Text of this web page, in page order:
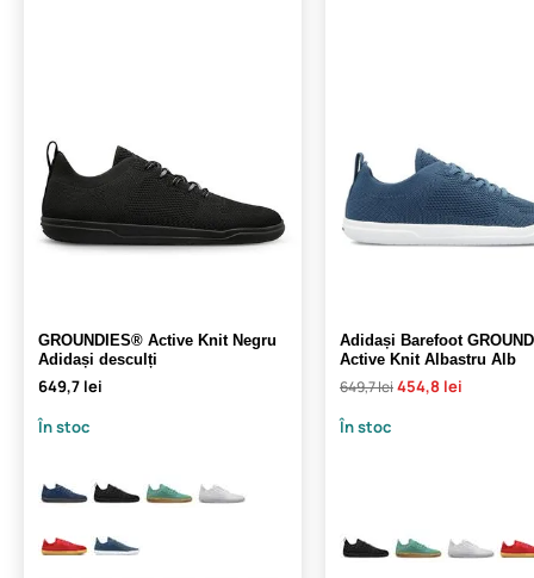
GROUNDIES® Active Knit Negru
Adidași desculți
649,7 lei
În stoc
Adidași Barefoot
Active Knit Albastru Alb
649,7 lei454,8 lei
În stoc